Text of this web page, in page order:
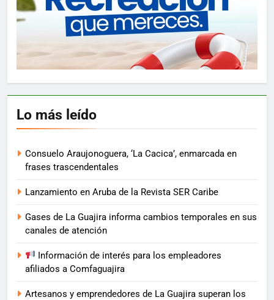
Lo más leído
Consuelo Araujonoguera, ‘La Cacica’, enmarcada en
frases trascendentales
Lanzamiento en Aruba de la Revista SER Caribe
Gases de La Guajira informa cambios temporales en sus
canales de atención
Información de interés para los empleadores
afiliados a Comfaguajira
Artesanos y emprendedores de La Guajira superan los